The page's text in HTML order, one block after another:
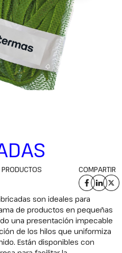
COMPARTIR
son ideales para
de productos en pequeñas
una presentación impecable
de los hilos que uniformiza
Están disponibles con